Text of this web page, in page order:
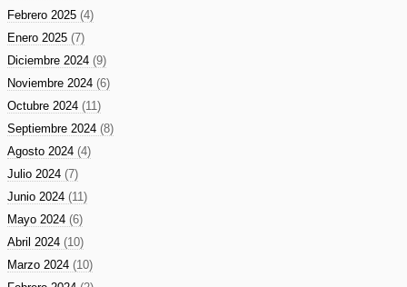
Febrero 2025 (4)
Enero 2025 (7)
Diciembre 2024 (9)
Noviembre 2024 (6)
Octubre 2024 (11)
Septiembre 2024 (8)
Agosto 2024 (4)
Julio 2024 (7)
Junio 2024 (11)
Mayo 2024 (6)
Abril 2024 (10)
Marzo 2024 (10)